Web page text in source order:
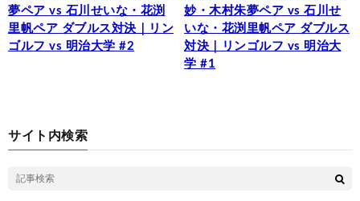
夢ペア vs 石川せいな・花渕
里帆ペア ダブルス対決｜リン
ゴルフ vs 明治大学 #2
妙・木村朱夢ペア vs 石川せ
いな・花渕里帆ペア ダブルス
対決｜リンゴルフ vs 明治大
学 #1
サイト内検索